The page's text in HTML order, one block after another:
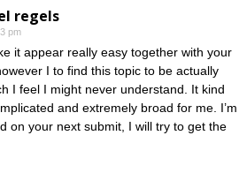
regels
pm
it appear really easy together with your
I to find this topic to be actually
I feel I might never understand. It kind
and extremely broad for me. I’m
on your next submit, I will try to get the